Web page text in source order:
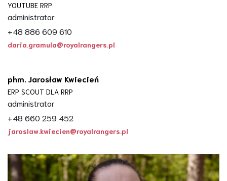
YOUTUBE RRP
administrator
+48 886 609 610
daria.gramula@royalrangers.pl
phm. Jarosław Kwiecień
ERP SCOUT DLA RRP
administrator
+48 660 259 452
jaroslaw.kwiecien@royalrangers.pl